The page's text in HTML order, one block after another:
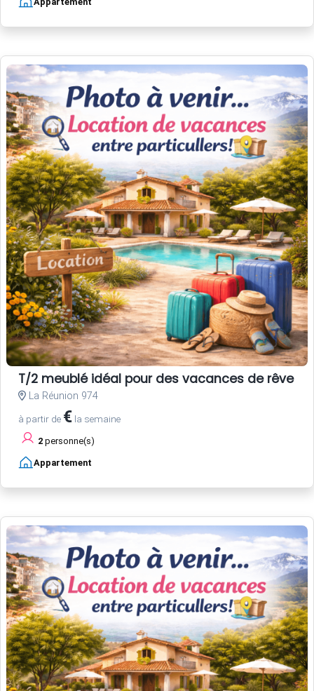
T/2 meublé idéal pour des vacances de rêve
La Réunion 974
à partir de € la semaine
2 personne(s)
Appartement